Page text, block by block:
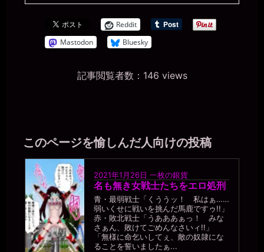
Reddit
Mastodon
Bluesky
記事閲覧者数：146 views
このページを愉しんだ人向けの投稿
2021年1月26日 一枚の銀貨
名も無き女戦士たちをエロ処刑
青・最弱戦士「くううッ！ 私はぁ……
弱いくせに戦いを挑んだ馬鹿ですゥ!!」
赤・敗北戦士「うあああぁっ！ みな
さぁん、敗けてごめんなさいィ!!」
「無様に命乞いしてぇ、敵の奴隷にな
ることを誓いましたぁ...